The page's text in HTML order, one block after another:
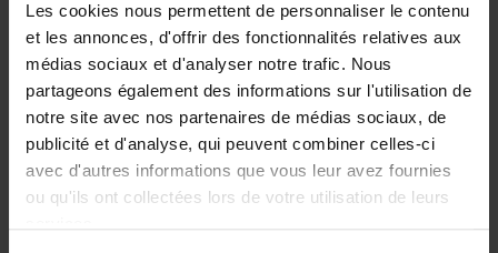
Les cookies nous permettent de personnaliser le contenu
et les annonces, d'offrir des fonctionnalités relatives aux
médias sociaux et d'analyser notre trafic. Nous
partageons également des informations sur l'utilisation de
notre site avec nos partenaires de médias sociaux, de
publicité et d'analyse, qui peuvent combiner celles-ci
avec d'autres informations que vous leur avez fournies
ou qu'ils ont collectées lors de votre utilisation de leurs
•Coloris disponibles : Gris anthracite.
Fiche technique
Notice - Mode d'emploi de Rollator 4 roues Moov Go
- Gris anthracite